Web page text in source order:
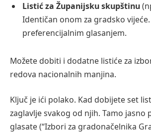
Listić za Županijsku skupštinu
Identičan onom za gradsko
preferencijalnim glasanjem.
Možete dobiti i dodatne listiće za
redova nacionalnih manjina.
Ključ je ići polako. Kad dobijete set
zaglavlje svakog od njih. Tamo jasno
glasate (“Izbori za gradonačelnika